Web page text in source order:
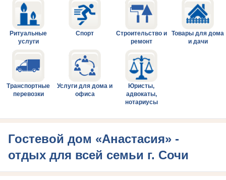
Ритуальные
услуги
Спорт
Строительство и
ремонт
Товары для дома
и дачи
Транспортные
перевозки
Услуги для дома и
офиса
Юристы,
адвокаты,
нотариусы
Гостевой дом «Анастасия» -
отдых для всей семьи г. Сочи